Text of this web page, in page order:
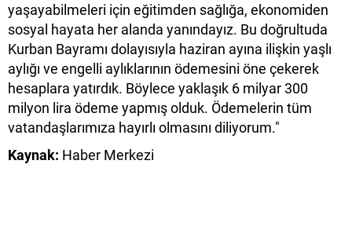
yaşayabilmeleri için eğitimden sağlığa, ekonomiden
sosyal hayata her alanda yanındayız. Bu doğrultuda
Kurban Bayramı dolayısıyla haziran ayına ilişkin yaşlı
aylığı ve engelli aylıklarının ödemesini öne çekerek
hesaplara yatırdık. Böylece yaklaşık 6 milyar 300
milyon lira ödeme yapmış olduk. Ödemelerin tüm
vatandaşlarımıza hayırlı olmasını diliyorum."
Kaynak: Haber Merkezi